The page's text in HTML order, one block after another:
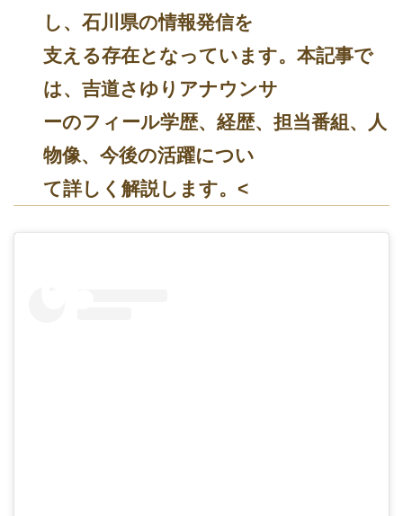
し、石川県の情報発信を
支える存在となっています。本記事で
は、吉道さゆりアナウンサ
ーのフィール学歴、経歴、担当番組、人
物像、今後の活躍につい
て詳しく解説します。<